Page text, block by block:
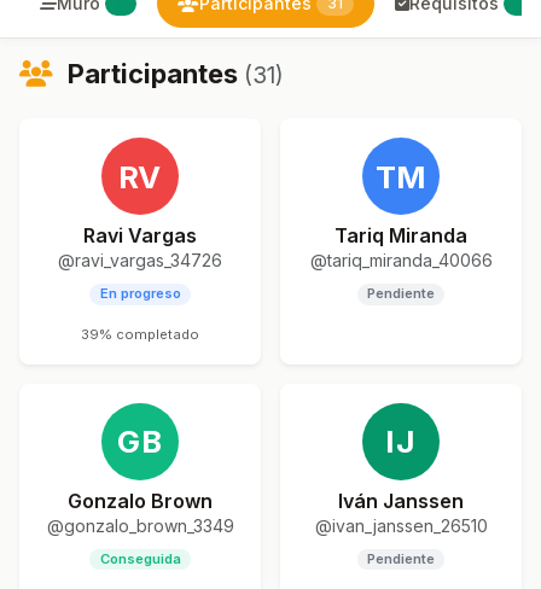
Participantes (31)
RV
Ravi Vargas
@ravi_vargas_34726
En progreso
39% completado
TM
Tariq Miranda
@tariq_miranda_40066
Pendiente
GB
Gonzalo Brown
@gonzalo_brown_3349
Conseguida
IJ
Iván Janssen
@ivan_janssen_26510
Pendiente